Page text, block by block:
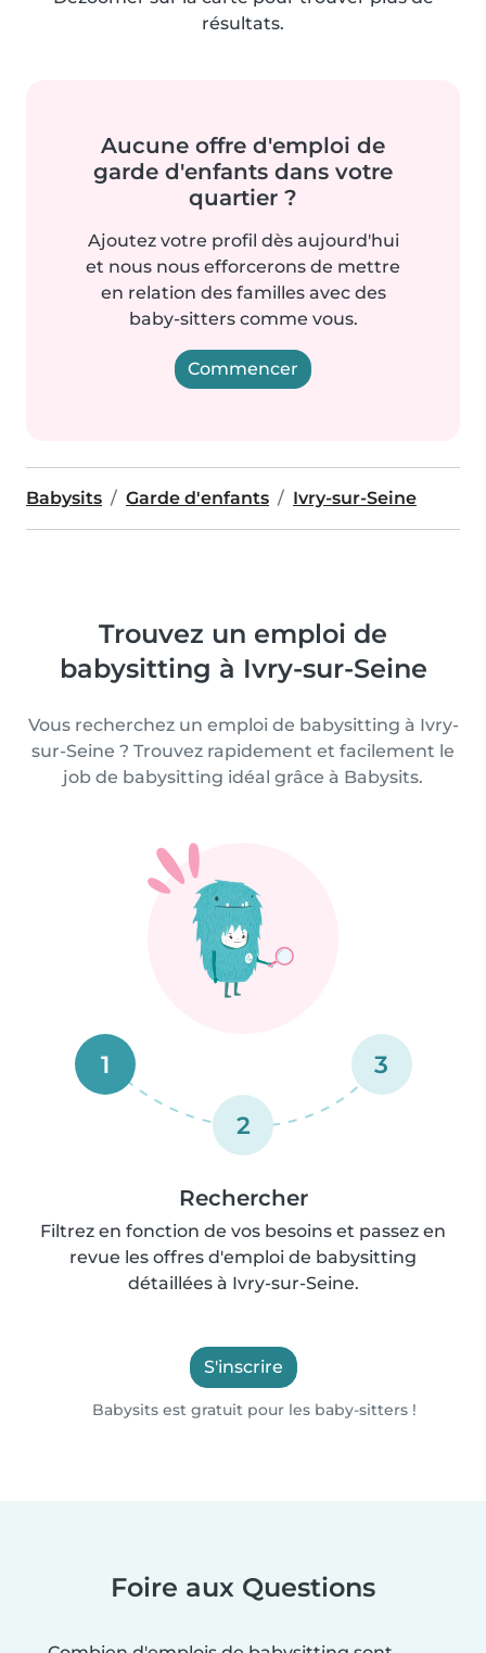
résultats.
Aucune offre d'emploi de
garde d'enfants dans votre
quartier ?
Ajoutez votre profil dès aujourd'hui
et nous nous efforcerons de mettre
en relation des familles avec des
baby-sitters comme vous.
Commencer
Babysits Garde d'enfants Ivry-sur-Seine
Trouvez un emploi de
babysitting à Ivry-sur-Seine
Vous recherchez un emploi de babysitting à Ivry-
sur-Seine ? Trouvez rapidement et facilement le
job de babysitting idéal grâce à Babysits.
1
2
3
Rechercher
Filtrez en fonction de vos besoins et passez en
revue les offres d'emploi de babysitting
détaillées à Ivry-sur-Seine.
S'inscrire
Babysits est gratuit pour les baby-sitters !
Foire aux Questions